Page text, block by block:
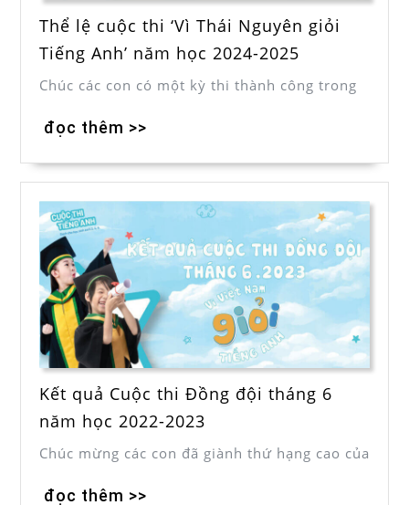
Thể lệ cuộc thi ‘Vì Thái Nguyên giỏi
Tiếng Anh’ năm học 2024-2025
Chúc các con có một kỳ thi thành công trong
đọc thêm >>
Kết quả Cuộc thi Đồng đội tháng 6
năm học 2022-2023
Chúc mừng các con đã giành thứ hạng cao của
đọc thêm >>